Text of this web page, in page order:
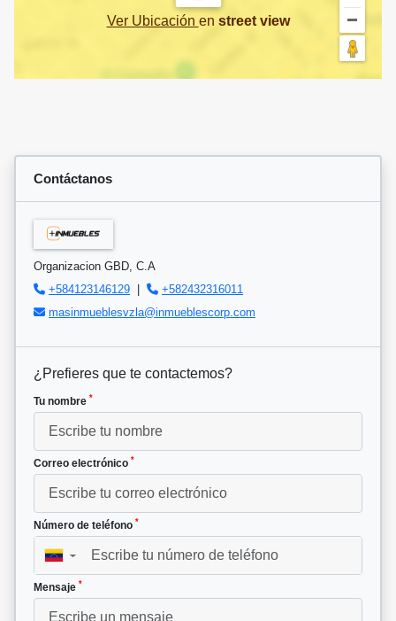
Ver Ubicación en street view
Contáctanos
Organizacion GBD, C.A
+584123146129 |
+582432316011
masinmueblesvzla@inmueblescorp.com
¿Prefieres que te contactemos?
Tu nombre *
Correo electrónico *
Número de teléfono *
▼
Mensaje *